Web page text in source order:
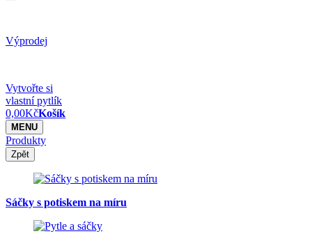
Výprodej
Vytvořte si
vlastní pytlík
0,00KčKošík
MENU
Produkty
Zpět
Sáčky s potiskem na míru